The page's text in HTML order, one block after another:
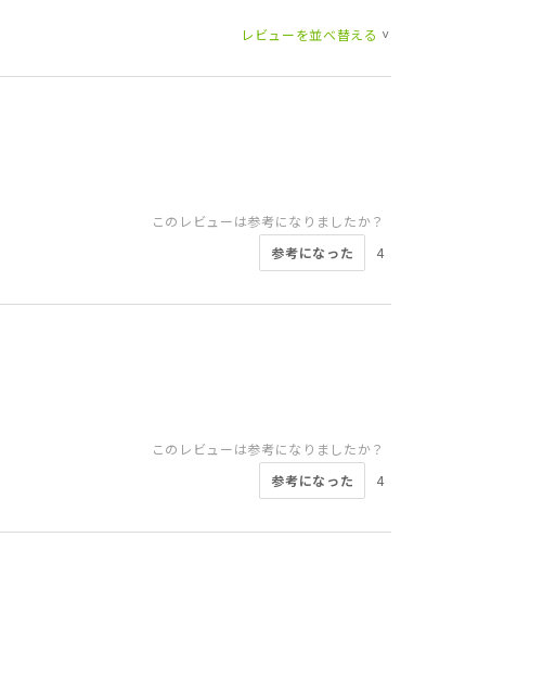
レビューを並べ替える >
このレビューは参考になりましたか？
参考になった
4
このレビューは参考になりましたか？
参考になった
4